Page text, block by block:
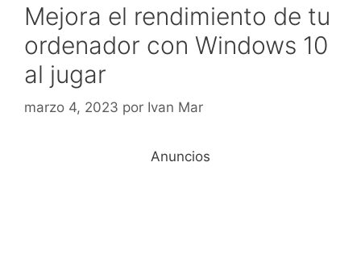
Mejora el rendimiento de tu
ordenador con Windows 10
al jugar
marzo 4, 2023 por Ivan Mar
Anuncios